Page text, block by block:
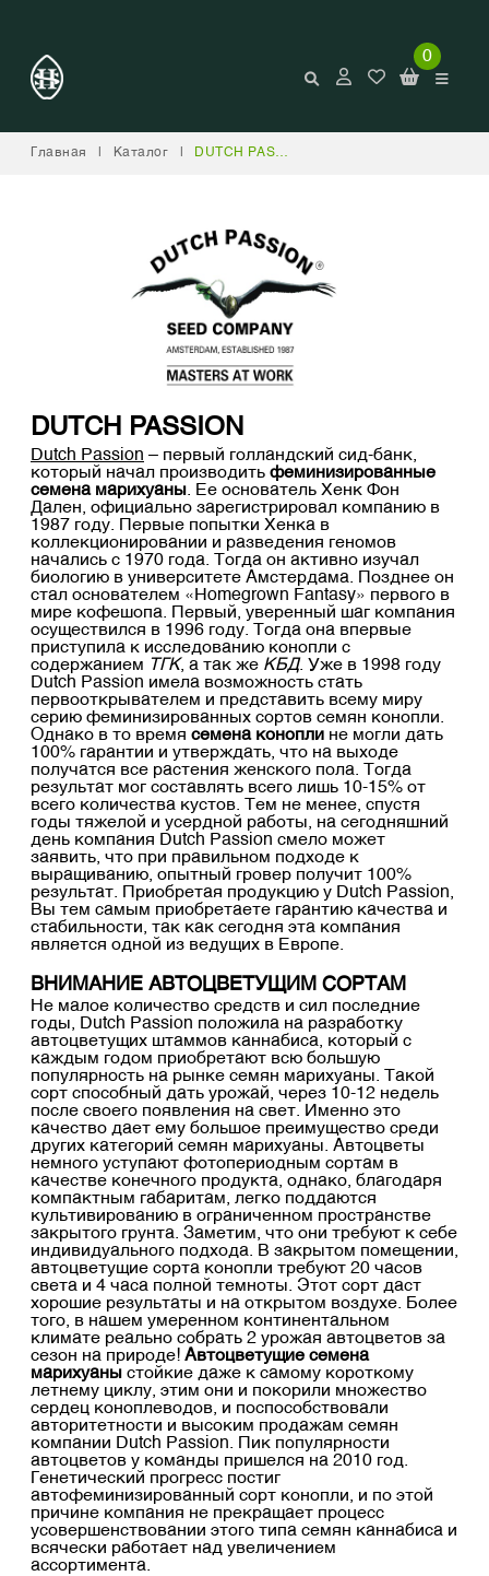
0
Главная Каталог DUTCH PASSION
DUTCH PASSION
Dutch Passion – первый голландский сид-банк,
который начал производить феминизированные
семена марихуаны. Ее основатель Хенк Фон
Дален, официально зарегистрировал компанию в
1987 году. Первые попытки Хенка в
коллекционировании и разведения геномов
начались с 1970 года. Тогда он активно изучал
биологию в университете Амстердама. Позднее он
стал основателем «Homegrown Fantasy» первого в
мире кофешопа. Первый, уверенный шаг компания
осуществился в 1996 году. Тогда она впервые
приступила к исследованию конопли с
содержанием ТГК, а так же КБД. Уже в 1998 году
Dutch Passion имела возможность стать
первооткрывателем и представить всему миру
серию феминизированных сортов семян конопли.
Однако в то время семена конопли не могли дать
100% гарантии и утверждать, что на выходе
получатся все растения женского пола. Тогда
результат мог составлять всего лишь 10-15% от
всего количества кустов. Тем не менее, спустя
годы тяжелой и усердной работы, на сегодняшний
день компания Dutch Passion смело может
заявить, что при правильном подходе к
выращиванию, опытный гровер получит 100%
результат. Приобретая продукцию у Dutch Passion,
Вы тем самым приобретаете гарантию качества и
стабильности, так как сегодня эта компания
является одной из ведущих в Европе.
ВНИМАНИЕ АВТОЦВЕТУЩИМ СОРТАМ
Не малое количество средств и сил последние
годы, Dutch Passion положила на разработку
автоцветущих штаммов каннабиса, который с
каждым годом приобретают всю большую
популярность на рынке семян марихуаны. Такой
сорт способный дать урожай, через 10-12 недель
после своего появления на свет. Именно это
качество дает ему большое преимущество среди
других категорий семян марихуаны. Автоцветы
немного уступают фотопериодным сортам в
качестве конечного продукта, однако, благодаря
компактным габаритам, легко поддаются
культивированию в ограниченном пространстве
закрытого грунта. Заметим, что они требуют к себе
индивидуального подхода. В закрытом помещении,
автоцветущие сорта конопли требуют 20 часов
света и 4 часа полной темноты. Этот сорт даст
хорошие результаты и на открытом воздухе. Более
того, в нашем умеренном континентальном
климате реально собрать 2 урожая автоцветов за
сезон на природе! Автоцветущие семена
марихуаны стойкие даже к самому короткому
летнему циклу, этим они и покорили множество
сердец коноплеводов, и поспособствовали
авторитетности и высоким продажам семян
компании Dutch Passion. Пик популярности
автоцветов у команды пришелся на 2010 год.
Генетический прогресс постиг
автофеминизированный сорт конопли, и по этой
причине компания не прекращает процесс
усовершенствовании этого типа семян каннабиса и
всячески работает над увеличением
ассортимента.